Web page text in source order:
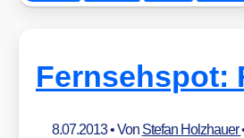
Fernsehspot:
8.07.2013• Von Stefan Holzhauer